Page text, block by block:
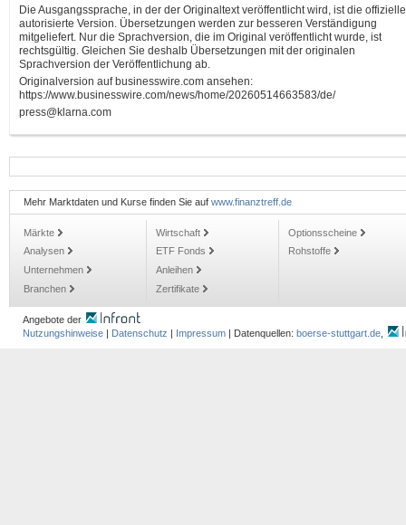
Die Ausgangssprache, in der der Originaltext veröffentlicht wird, ist die
autorisierte Version. Übersetzungen werden zur besseren Verständigung
mitgeliefert. Nur die Sprachversion, die im Original veröffentlicht wurde, ist
rechtsgültig. Gleichen Sie deshalb Übersetzungen mit der originalen
Sprachversion der Veröffentlichung ab.
Originalversion auf businesswire.com ansehen:
https://www.businesswire.com/news/home/20260514663583/de/
press@klarna.com
Mehr Marktdaten und Kurse finden Sie auf www.finanztreff.de
Märkte
Analysen
Unternehmen
Branchen
Wirtschaft
ETF Fonds
Anleihen
Zertifikate
Optionsscheine
Rohstoffe
Angebote der
Nutzungshinweise
Datenschutz Impressum | Datenquellen: boerse-stuttgart.de